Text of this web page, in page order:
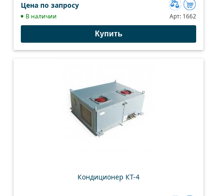
Цена по запросу
Добавить
к
В наличии Арт: 1662
Купить
Кондиционер КТ-4